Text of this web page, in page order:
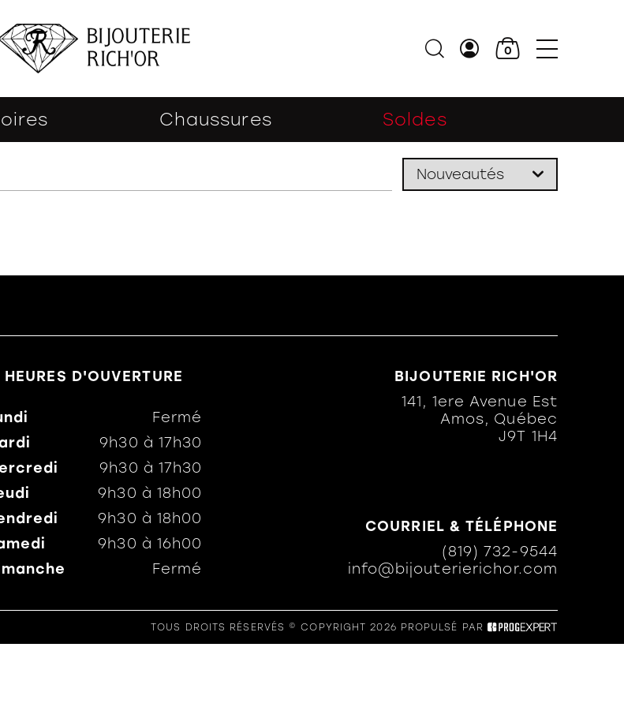
0
Chaussures Soldes
HEURES D'OUVERTURE
Fermé
9h30 à17h30
9h30 à17h30
9h30 à18h00
9h30 à18h00
9h30 à16h00
Fermé
BIJOUTERIE RICH'OR
141, 1ere Avenue Est
Amos, Québec
J9T 1H4
COURRIEL & TÉLÉPHONE
(819) 732-9544
info@bijouterierichor.com
TOUS DROITS RÉSERVÉS © COPYRIGHT 2026 PROPULSÉ PAR